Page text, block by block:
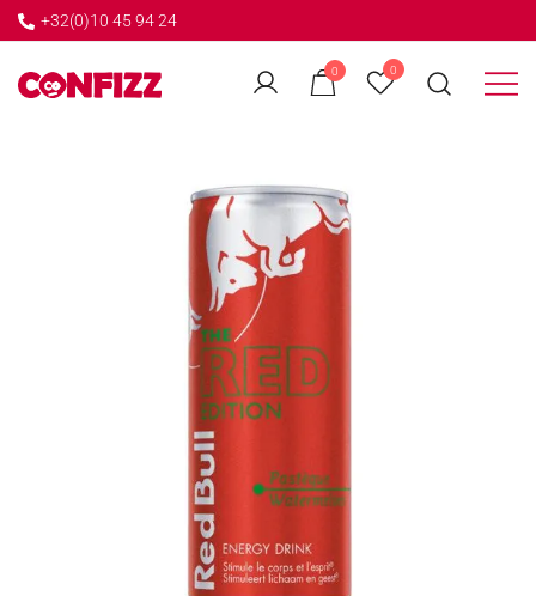
+32(0)10 45 94 24
0 0
← GO BACK